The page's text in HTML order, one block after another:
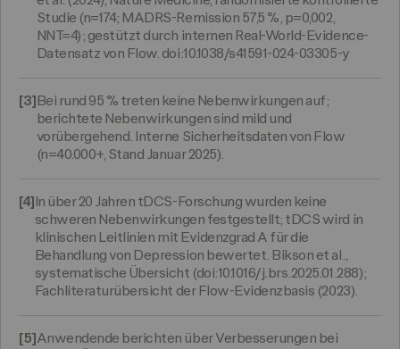
Studie (n=174; MADRS-Remission 57,5 %, p=0,002,
NNT=4); gestützt durch internen Real-World-Evidence-
Datensatz von Flow. doi:10.1038/s41591-024-03305-y
[3] Bei rund 95 % treten keine Nebenwirkungen auf;
berichtete Nebenwirkungen sind mild und
vorübergehend. Interne Sicherheitsdaten von Flow
(n=40.000+, Stand Januar 2025).
[4] In über 20 Jahren tDCS-Forschung wurden keine
schweren Nebenwirkungen festgestellt; tDCS wird in
klinischen Leitlinien mit Evidenzgrad A für die
Behandlung von Depression bewertet. Bikson et al.,
systematische Übersicht (doi:10.1016/j.brs.2025.01.288);
Fachliteraturübersicht der Flow-Evidenzbasis (2023).
[5] Anwendende berichten über Verbesserungen bei